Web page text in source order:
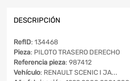
DESCRIPCIÓN
RefID: 134468
Pieza: PILOTO TRASERO DERECHO
Referencia pieza: 987412
Vehículo: RENAULT SCENIC I JA...